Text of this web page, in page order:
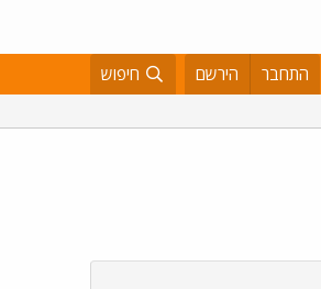
התחבר הירשם חיפוש